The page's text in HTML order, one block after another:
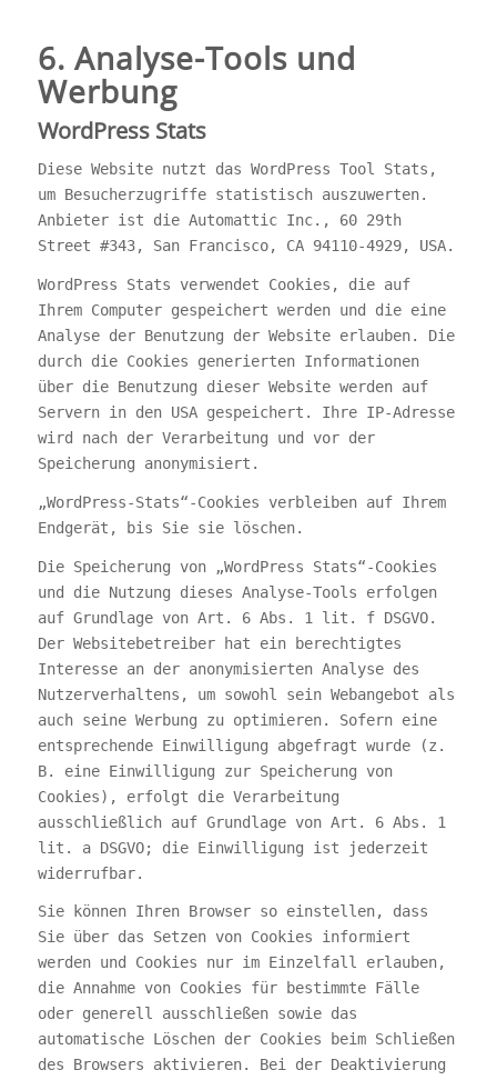
6. Analyse-Tools und
Werbung
WordPress Stats
Diese Website nutzt das WordPress Tool Stats,
um Besucherzugriffe statistisch auszuwerten.
Anbieter ist die Automattic Inc., 60 29th
Street #343, San Francisco, CA 94110-4929, USA.
WordPress Stats verwendet Cookies, die auf
Ihrem Computer gespeichert werden und die eine
Analyse der Benutzung der Website erlauben. Die
durch die Cookies generierten Informationen
über die Benutzung dieser Website werden auf
Servern in den USA gespeichert. Ihre IP-Adresse
wird nach der Verarbeitung und vor der
Speicherung anonymisiert.
„WordPress-Stats“-Cookies verbleiben auf Ihrem
Endgerät, bis Sie sie löschen.
Die Speicherung von „WordPress Stats“-Cookies
und die Nutzung dieses Analyse-Tools erfolgen
auf Grundlage von Art. 6 Abs. 1 lit. f DSGVO.
Der Websitebetreiber hat ein berechtigtes
Interesse an der anonymisierten Analyse des
Nutzerverhaltens, um sowohl sein Webangebot als
auch seine Werbung zu optimieren. Sofern eine
entsprechende Einwilligung abgefragt wurde (z.
B. eine Einwilligung zur Speicherung von
Cookies), erfolgt die Verarbeitung
ausschließlich auf Grundlage von Art. 6 Abs. 1
lit. a DSGVO; die Einwilligung ist jederzeit
widerrufbar.
Sie können Ihren Browser so einstellen, dass
Sie über das Setzen von Cookies informiert
werden und Cookies nur im Einzelfall erlauben,
die Annahme von Cookies für bestimmte Fälle
oder generell ausschließen sowie das
automatische Löschen der Cookies beim Schließen
des Browsers aktivieren. Bei der Deaktivierung